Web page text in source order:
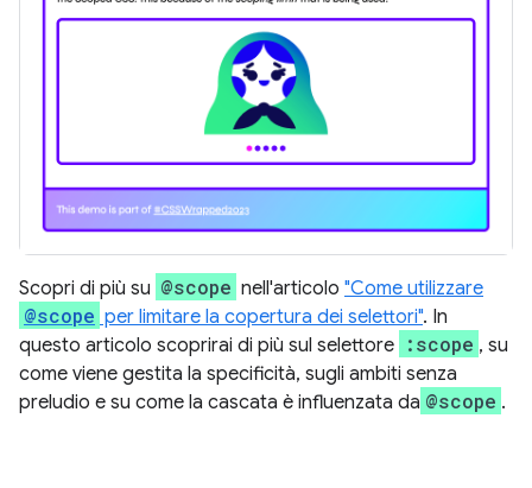
Scopri di più su @scope nell'articolo "Come utilizzare
@scope per limitare la copertura dei selettori". In
questo articolo scoprirai di più sul selettore :scope , su
come viene gestita la specificità, sugli ambiti senza
preludio e su come la cascata è influenzata da @scope .